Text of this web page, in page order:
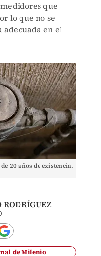
que
lo que no se
adecuada en el
20 años de existencia.
RODRÍGUEZ
de Milenio